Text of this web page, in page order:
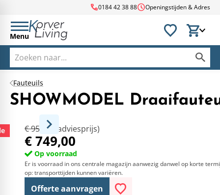
call0184 42 38 88scheduleOpeningstijden & Adres
Menu
Fauteuils
SHOWMODEL
€ 959,00 (adviesprijs)
€ 749,00
Op voorraad
Er is voorraad in ons centrale magazijn aanwezig danwel op korte
op: transporttijden kunnen variëren.
Offerte aanvragen